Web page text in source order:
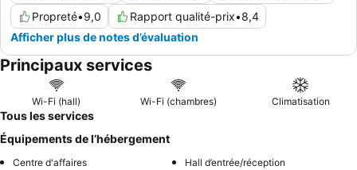
Propreté•9,0 Rapport qualité-prix•8,4
Afficher plus de notes d’évaluation
Principaux services
Wi-Fi (hall) Wi-Fi (chambres) Climatisation
Tous les services
Équipements de l’hébergement
Centre d'affaires
Hall d’entrée/réception